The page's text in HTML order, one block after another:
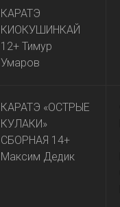
КАРАТЭ
КИОКУШИНКАЙ
12+ Тимур
Умаров
КАРАТЭ «ОСТРЫЕ
КУЛАКИ»
СБОРНАЯ 14+
Максим Дедик